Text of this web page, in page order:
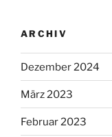
ARCHIV
Dezember 2024
März 2023
Februar 2023